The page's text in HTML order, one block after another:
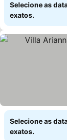
Selecione as
exatos.
Selecione as
exatos.